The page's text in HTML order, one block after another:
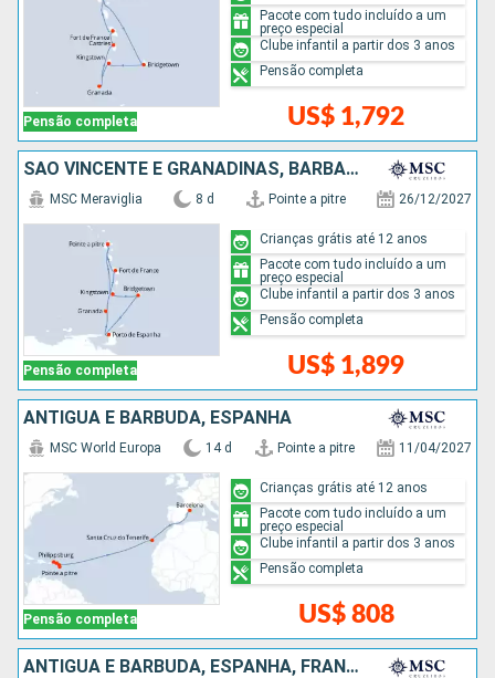
Pensão completa US$ 1,792
Pacote com tudo incluído a um
preço especial
Clube infantil a partir dos 3 anos
Pensão completa
SÃO VINCENTE E GRANADINAS, BARBADOS, TRINIDADE E TOBAGO, GRENADA
Pensão completa
MSC Meraviglia 8 d Pointe a pitre 26/12/2027
US$ 1,899
Crianças grátis até 12 anos
Pacote com tudo incluído a um
preço especial
Clube infantil a partir dos 3 anos
Pensão completa
ANTIGUA E BARBUDA, ESPANHA
Pensão completa
MSC World Europa 14 d Pointe a pitre 11/04/2027
US$ 808
Crianças grátis até 12 anos
Pacote com tudo incluído a um
preço especial
Clube infantil a partir dos 3 anos
Pensão completa
ANTIGUA E BARBUDA, ESPANHA, FRANCIA